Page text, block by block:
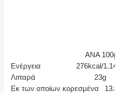
ΑΝΑ
Ενέργεια 276kcal/
Λιπαρά
Εκ των οποίων